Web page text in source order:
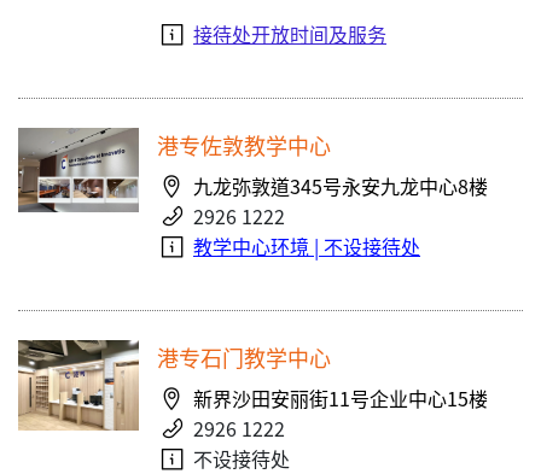
接待处开放时间及服务
港专佐敦教学中心
九龙弥敦道345号永安九龙中心8楼
2926 1222
教学中心环境 | 不设接待处
港专石门教学中心
新界沙田安丽街11号企业中心15楼
2926 1222
不设接待处